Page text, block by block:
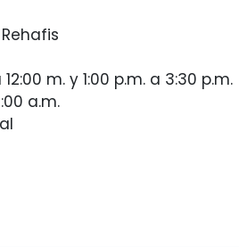
m. y 1:00 p.m. a 3:30 p.m.
a.m.